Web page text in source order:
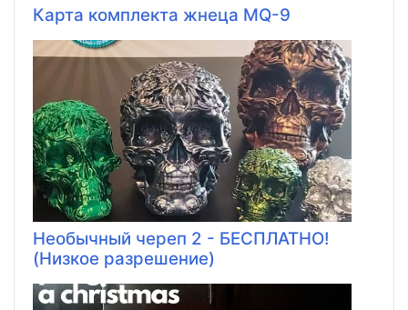
Карта комплекта жнеца MQ-9
Необычный череп 2 - БЕСПЛАТНО!
(Низкое разрешение)